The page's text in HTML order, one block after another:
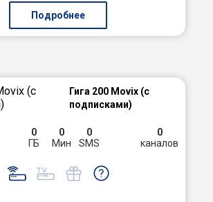
Подробнее
Гига 200 Movix (с
подписками)
0
ГБ
0
Мин
0
SMS
0
каналов